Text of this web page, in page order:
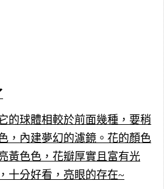
的球體相較於前面幾種，要稍
，內建夢幻的濾鏡。花的顏色
黃色色，花瓣厚實且富有光
十分好看，亮眼的存在~